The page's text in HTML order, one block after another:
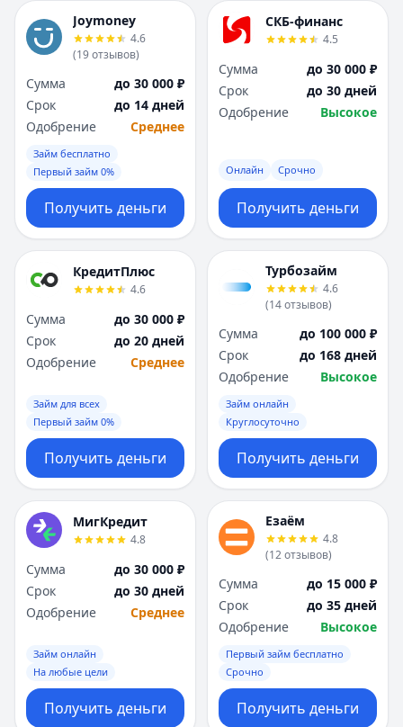
Joymoney
4.6
(19отзывов)
Сумма
до 30 000 ₽
Срок
до 14 дней
Одобрение
Среднее
Займ бесплатно
Первый займ 0%
Получить деньги
СКБ-финанс
4.5
Сумма
до 30 000 ₽
Срок
до 30 дней
Одобрение
Высокое
Онлайн Срочно
Получить деньги
КредитПлюс
4.6
Сумма
до 30 000 ₽
Срок
до 20 дней
Одобрение
Среднее
Займ для всех
Первый займ 0%
Получить деньги
Турбозайм
4.6
(14отзывов)
Сумма
до 100 000 ₽
Срок
до 168 дней
Одобрение
Высокое
Займ онлайн
Круглосуточно
Получить деньги
МигКредит
4.8
Сумма
до 30 000 ₽
Срок
до 30 дней
Одобрение
Среднее
Займ онлайн
На любые цели
Получить деньги
Езаём
4.8
(12отзывов)
Сумма
до 15 000 ₽
Срок
до 35 дней
Одобрение
Высокое
Первый займ бесплатно
Срочно
Получить деньги